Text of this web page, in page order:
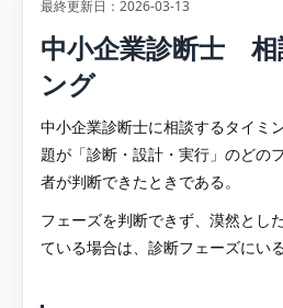
最終更新日：2026-03-13
中小企業診断士 相
ング
中小企業診断士に相談するタイミ
題が「診断・設計・実行」のどの
者が判断できたときである。
フェーズを判断できず、漠然とし
ている場合は、診断フェーズにいる